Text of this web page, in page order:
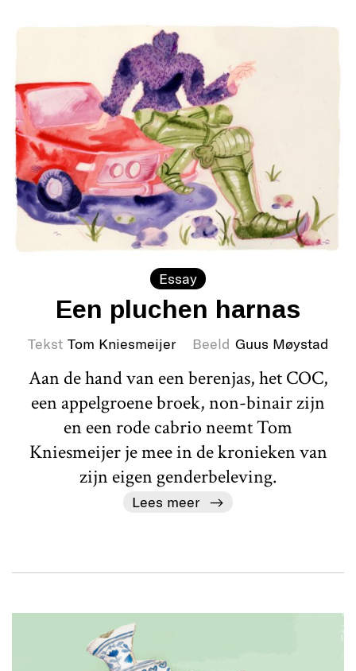
Essay
Een pluchen harnas
Tekst Tom Kniesmeijer Beeld Guus Møystad
Aan de hand van een berenjas, het COC,
een appelgroene broek, non-binair zijn
en een rode cabrio neemt Tom
Kniesmeijer je mee in de kronieken van
zijn eigen genderbeleving.
Lees meer